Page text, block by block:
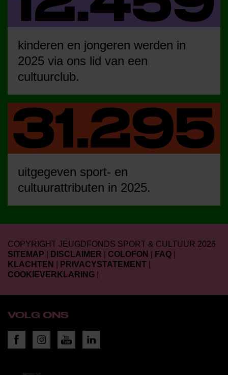
kinderen en jongeren werden in
2025 via ons lid van een
cultuurclub.
uitgegeven sport- en
cultuurattributen in 2025.
COPYRIGHT JEUGDFONDS SPORT & CULTUUR 2026
SITEMAP
DISCLAIMER COLOFON FAQ
KLACHTEN
PRIVACYSTATEMENT
COOKIEVERKLARING
VOLG ONS